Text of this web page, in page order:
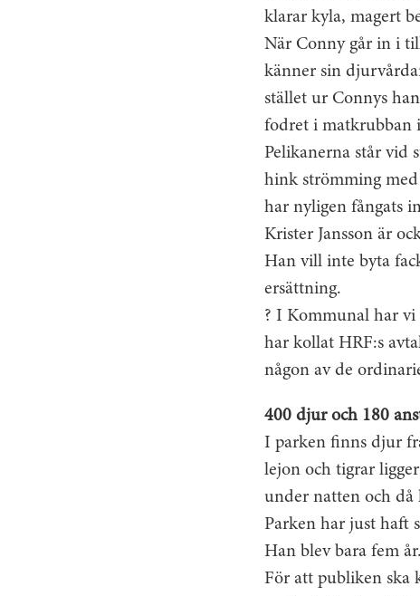
klarar kyla, magert
När Conny går in i
känner sin
stället ur Connys
fodret i matkrubban
Pelikanerna står vid
hink strömming
har nyligen fångats
Krister Jansson är
Han vill inte byta
ersättning.
? I Kommunal har
har kollat HRF:s
någon av de
400 djur och 180
I parken finns djur
lejon och tigrar
under natten och då
Parken har just haft
Han blev bara fem år.
För att publiken ska